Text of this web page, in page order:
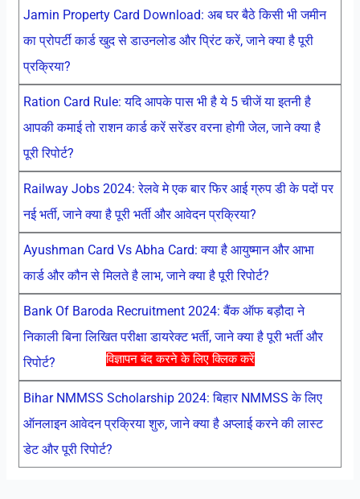
विज्ञापन बंद करने के लिए क्लिक करें
Jamin Property Card Download: अब घर बैठे किसी भी जमीन
का प्रोपर्टी कार्ड खुद से डाउनलोड और प्रिंट करें, जाने क्या है पूरी
प्रक्रिया?
Ration Card Rule: यदि आपके पास भी है ये 5 चीजें या इतनी है
आपकी कमाई तो राशन कार्ड करें सरेंडर वरना होगी जेल, जाने क्या है
पूरी रिपोर्ट?
Railway Jobs 2024: रेलवे मे एक बार फिर आई ग्रुप डी के पदों पर
नई भर्ती, जाने क्या है पूरी भर्ती और आवेदन प्रक्रिया?
Ayushman Card Vs Abha Card: क्या है आयुष्मान और आभा
कार्ड और कौन से मिलते है लाभ, जाने क्या है पूरी रिपोर्ट?
Bank Of Baroda Recruitment 2024: बैंक ऑफ बड़ौदा ने
निकाली बिना लिखित परीक्षा डायरेक्ट भर्ती, जाने क्या है पूरी भर्ती और
रिपोर्ट?
Bihar NMMSS Scholarship 2024: बिहार NMMSS के लिए
ऑनलाइन आवेदन प्रक्रिया शुरु, जाने क्या है अप्लाई करने की लास्ट
डेट और पूरी रिपोर्ट?